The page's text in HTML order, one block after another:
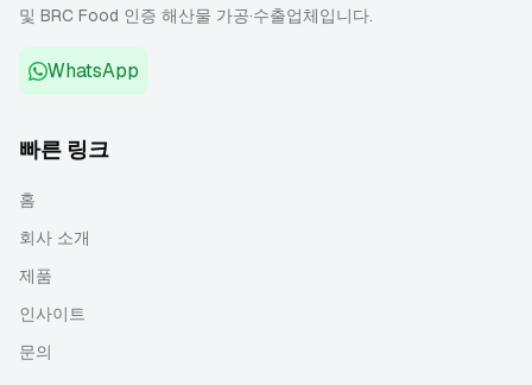
및 BRC Food 인증 해산물 가공·수출업체입니다.
WhatsApp
빠른 링크
홈
회사 소개
제품
인사이트
문의